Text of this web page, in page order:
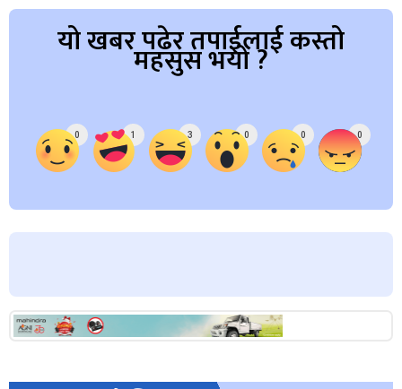
यो खबर पढेर तपाईलाई कस्तो
महसुस भयो ?
0 1 3 0 0 0